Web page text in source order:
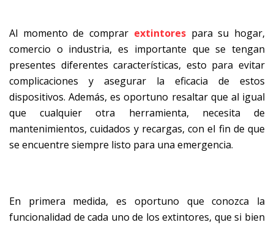
Al momento de comprar extintorespara su hogar,
comercio o industria, es importante que se tengan
presentes diferentes características, esto para evitar
complicaciones y asegurar la eficacia de estos
dispositivos. Además, es oportuno resaltar que al igual
que cualquier otra herramienta, necesita de
mantenimientos, cuidados y recargas, con el fin de que
se encuentre siempre listo para una emergencia.
En primera medida, es oportuno que conozca la
funcionalidad de cada uno de los extintores, que si bien